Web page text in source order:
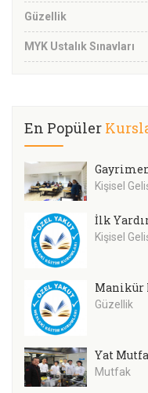
Güzellik
MYK Ustalık Sınavları
En Popüler
Kişisel
İlk
Kişisel
Manikür
Güzellik
Yat
Mutfak